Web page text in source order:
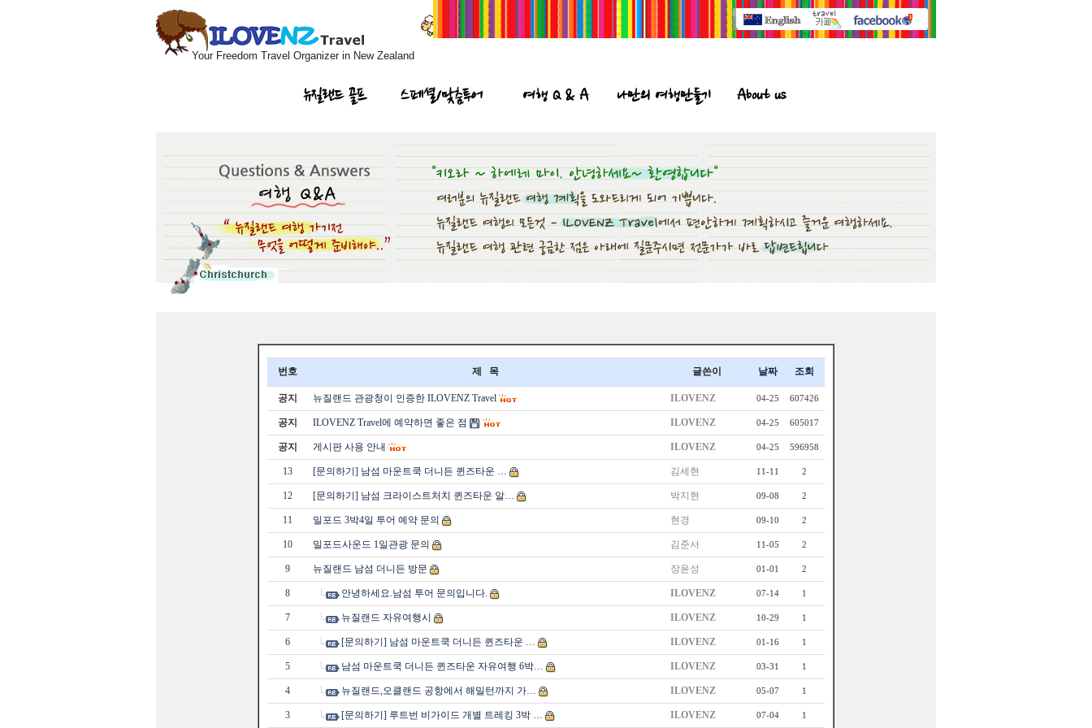
Your Freedom Travel Organizer in New Zealand
뉴질랜드 골프 스페셜/맞춤투어 여행 Q & A 나만의 여행만들기 About us
번호 제 목 글쓴이 날짜 조회
공지 뉴질랜드 관광청이 인증한 ILOVENZ Travel ILOVENZ 04-25 607426
공지 ILOVENZ Travel에 예약하면 좋은 점 ILOVENZ 04-25 605017
공지 게시판 사용 안내 ILOVENZ 04-25 596958
13 [문의하기] 남섬 마운트쿡 더니든 퀸즈타운 … 김세현 11-11 2
12 [문의하기] 남섬 크라이스트처치 퀸즈타운 알… 박지현 09-08 2
11 밀포드 3박4일 투어 예약 문의 현경 09-10 2
10 밀포드사운드 1일관광 문의 김준서 11-05 2
9 뉴질랜드 남섬 더니든 방문 장윤성 01-01 2
8 안녕하세요.남섬 투어 문의입니다. ILOVENZ 07-14 1
7 뉴질랜드 자유여행시 ILOVENZ 10-29 1
6 [문의하기] 남섬 마운트쿡 더니든 퀸즈타운 … ILOVENZ 01-16 1
5 남섬 마운트쿡 더니든 퀸즈타운 자유여행 6박… ILOVENZ 03-31 1
4 뉴질랜드,오클랜드 공항에서 해밀턴까지 가… ILOVENZ 05-07 1
3 [문의하기] 루트번 비가이드 개별 트레킹 3박 … ILOVENZ 07-04 1